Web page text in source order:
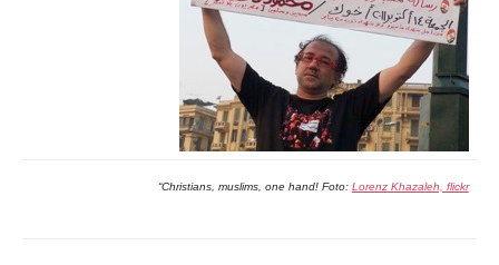
“Christians, muslims, one hand! Foto: Lorenz Khazaleh, flickr